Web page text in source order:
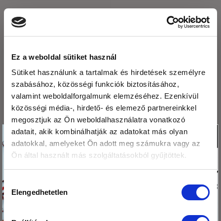
Ez a weboldal sütiket használ
Sütiket használunk a tartalmak és hirdetések személyre
szabásához, közösségi funkciók biztosításához,
valamint weboldalforgalmunk elemzéséhez. Ezenkívül
közösségi média-, hirdető- és elemező partnereinkkel
megosztjuk az Ön weboldalhasználatra vonatkozó
adatait, akik kombinálhatják az adatokat más olyan
adatokkal, amelyeket Ön adott meg számukra vagy az
Ön által használt más szolgáltatásokból gyűjtöttek.
Hozzájárulás
kiválasztása
Elengedhetetlen
fogyaztása
felhasználása
LEGUTÓBBI BEJEGYZÉSEK
Fogyasszunk mogyoró-, mandula és kesuvajat!
Mogyoróvajas szelet
Méregtelenítés természetesen és óvatosan.
Kétféle puding – laktató, finom, egészséges
maradjon!
Köszönjük,hogy
olvasod a blogunkat!
Ezért
megajándékozunk egy
kis csomag hibiszkusz
virág teával!